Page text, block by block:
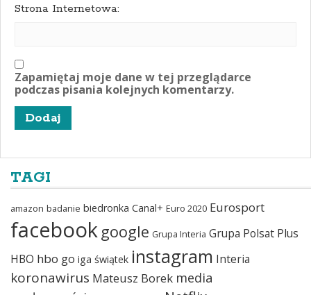
Strona Internetowa:
Zapamiętaj moje dane w tej przeglądarce
podczas pisania kolejnych komentarzy.
TAGI
amazon badanie biedronka Canal+ Euro 2020 Eurosport
facebook google Grupa Interia Grupa Polsat Plus
HBO hbo go iga świątek instagram Interia
koronawirus Mateusz Borek media